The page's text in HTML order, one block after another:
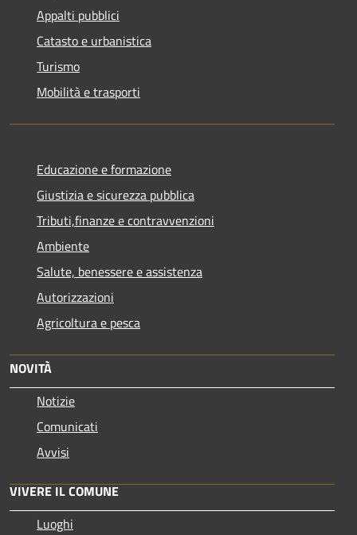
Appalti pubblici
Catasto e urbanistica
Turismo
Mobilità e trasporti
Educazione e formazione
Giustizia e sicurezza pubblica
Tributi,finanze e contravvenzioni
Ambiente
Salute, benessere e assistenza
Autorizzazioni
Agricoltura e pesca
NOVITÀ
Notizie
Comunicati
Avvisi
VIVERE IL COMUNE
Luoghi